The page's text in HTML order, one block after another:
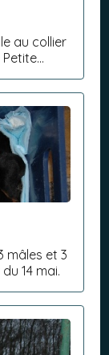
au collier
Petite
au
mâles et 3
14 mai.